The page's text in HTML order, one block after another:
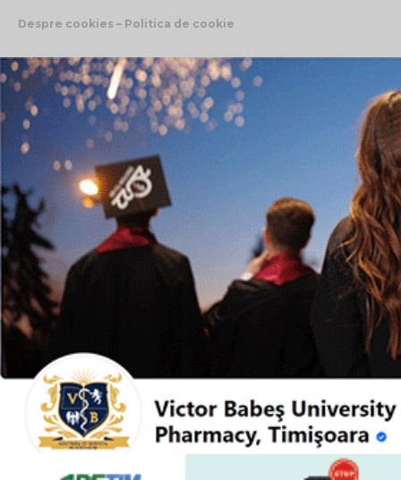
Despre cookies – Politica de cookie